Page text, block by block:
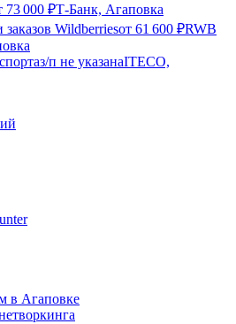
73 000 ₽Т-Банк, Агаповка
Wildberriesот 61 600 ₽RWB
з/п не указанаITECO,
в Агаповке